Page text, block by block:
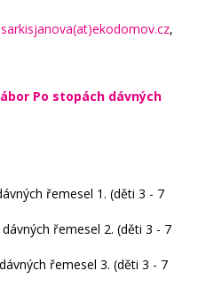
,
Po stopách dávných
řemesel 1. (děti 3 - 7
řemesel 2. (děti 3 - 7
řemesel 3. (děti 3 - 7